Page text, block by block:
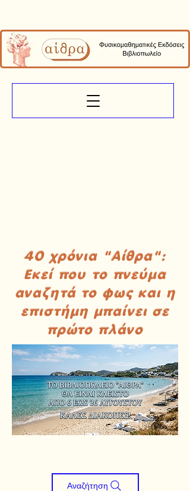
40 χρόνια "Αίθρα":
Εκεί που το πνεύμα
αναζητά το φως και η
επιστήμη μπαίνει σε
πρώτο πλάνο
Αναζήτηση